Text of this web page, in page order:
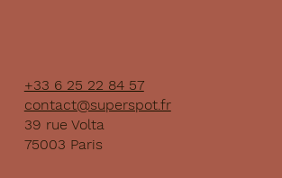
+33 6 25 22 84 57
contact@superspot.fr
39 rue Volta
75003 Paris